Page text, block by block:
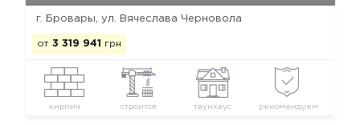
г. Бровары, ул. Вячеслава Черновола
от 3 319 941 грн
кирпич строится таунхаус рекомендуем